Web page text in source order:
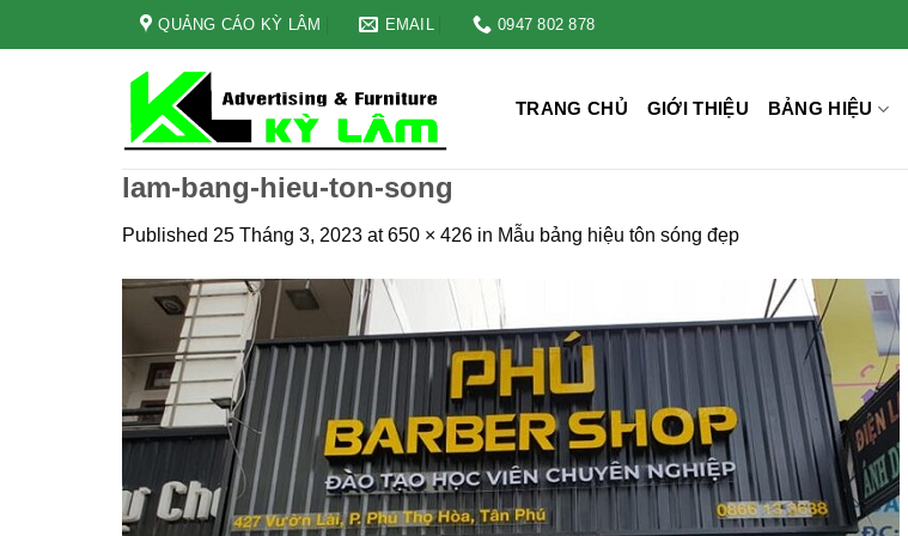
QUẢNG CÁO KỲ LÂM EMAIL 0947 802 878
TRANG CHỦ GIỚI THIỆU BẢNG HIỆU
lam-bang-hieu-ton-song
Published 25 Tháng 3, 2023 at650 × 426 in Mẫu bảng hiệu tôn sóng đẹp